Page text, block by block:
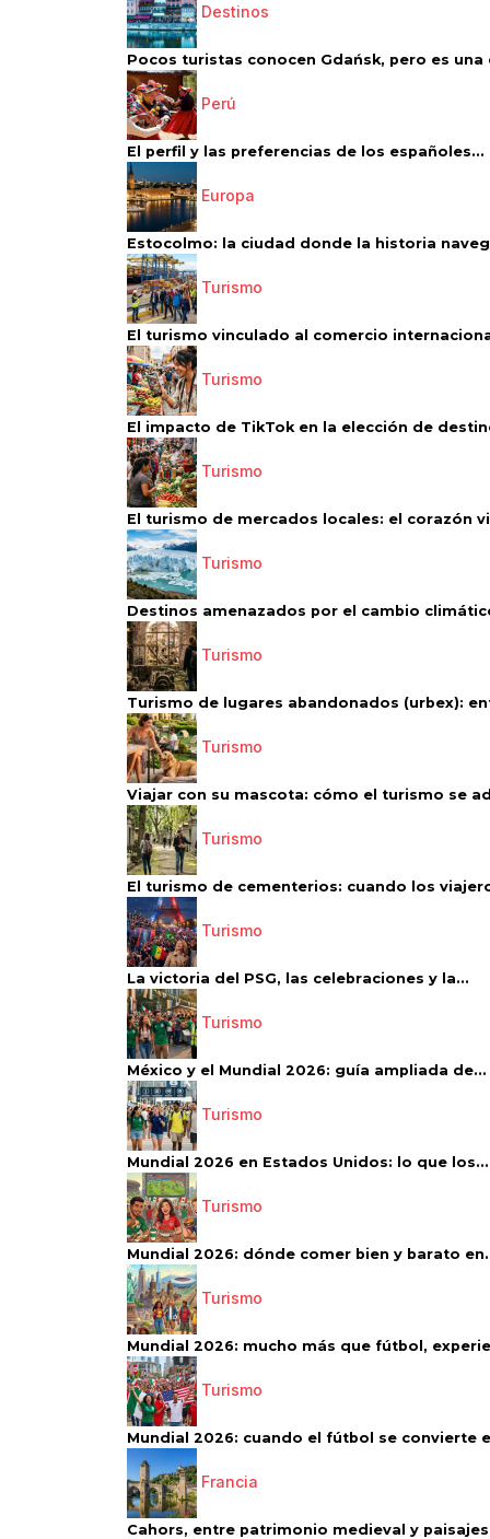
Destinos
Pocos turistas conocen Gdańsk, pero es una
Perú
El perfil y las preferencias de los españoles...
Europa
Estocolmo: la ciudad donde la historia
Turismo
El turismo vinculado al comercio
Turismo
El impacto de TikTok en la elección de
Turismo
El turismo de mercados locales: el corazón
Turismo
Destinos amenazados por el cambio
Turismo
Turismo de lugares abandonados (urbex):
Turismo
Viajar con su mascota: cómo el turismo se
Turismo
El turismo de cementerios: cuando los
Turismo
La victoria del PSG, las celebraciones y la...
Turismo
México y el Mundial 2026: guía ampliada de...
Turismo
Mundial 2026 en Estados Unidos: lo que los...
Turismo
Mundial 2026: dónde comer bien y barato
Turismo
Mundial 2026: mucho más que fútbol,
Turismo
Mundial 2026: cuando el fútbol se convierte
Francia
Cahors, entre patrimonio medieval y paisajes